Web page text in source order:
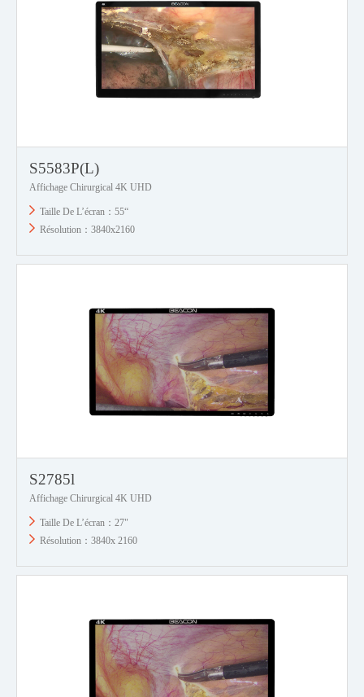
S5583P(L)
Affichage Chirurgical 4K UHD
Taille De L’écran：55“
Résolution：3840x2160
S2785l
Affichage Chirurgical 4K UHD
Taille De L’écran：27"
Résolution：3840x 2160